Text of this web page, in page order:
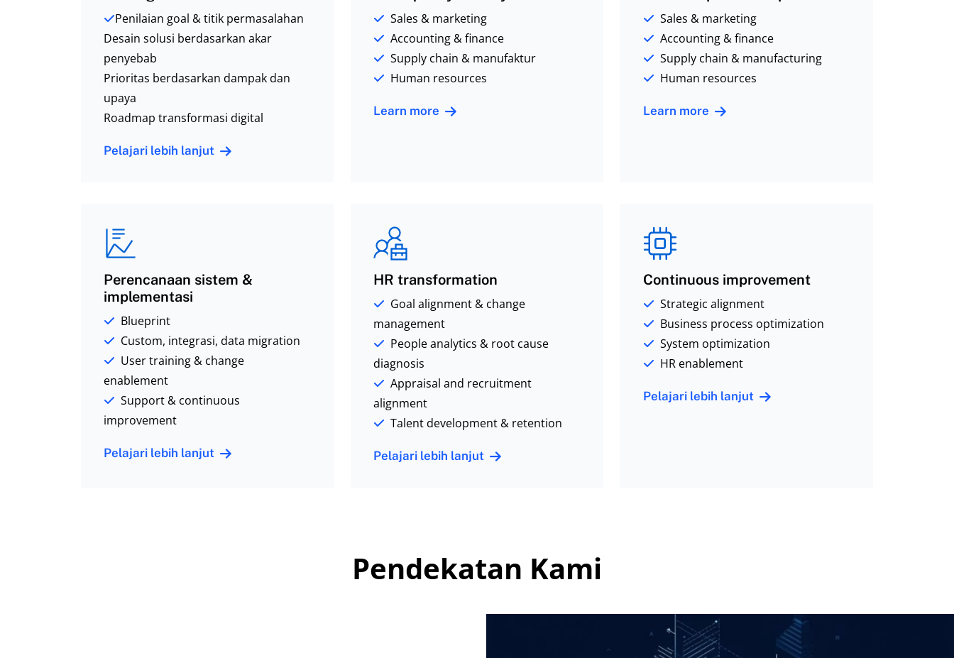
Penilaian goal & titik permasalahan
Desain solusi berdasarkan akar
penyebab
Prioritas berdasarkan dampak dan
upaya
Roadmap transformasi digital
Pelajari lebih lanjut
Sales & marketing
Accounting & finance
Supply chain & manufaktur
Human resources
Learn more
Sales & marketing
Accounting & finance
Supply chain & manufacturing
Human resources
Learn more
Perencanaan sistem &
implementasi
Blueprint
Custom, integrasi, data migration
User training & change
enablement
Support & continuous
improvement
Pelajari lebih lanjut
HR transformation
Goal alignment & change
management
People analytics & root cause
diagnosis
Appraisal and recruitment
alignment
Talent development & retention
Pelajari lebih lanjut
Continuous improvement
Strategic alignment
Business process optimization
System optimization
HR enablement
Pelajari lebih lanjut
Pendekatan Kami